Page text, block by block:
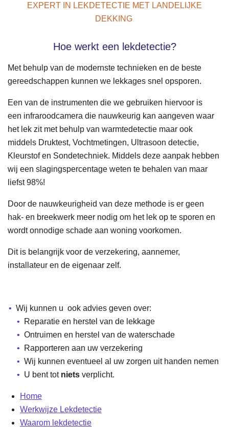
EXPERT IN LEKDETECTIE MET LANDELIJKE
DEKKING
Hoe werkt een lekdetectie?
Met behulp van de modernste technieken en de beste
gereedschappen kunnen we lekkages snel opsporen.
Een van de instrumenten die we gebruiken hiervoor is
een infraroodcamera die nauwkeurig kan aangeven waar
het lek zit met behulp van warmtedetectie maar ook
middels Druktest, Vochtmetingen, Ultrasoon detectie,
Kleurstof en Sondetechniek. Middels deze aanpak hebben
wij een slagingspercentage weten te behalen van maar
liefst 98%!
Door de nauwkeurigheid van deze methode is er geen
hak- en breekwerk meer nodig om het lek op te sporen en
wordt onnodige schade aan woning voorkomen.
Dit is belangrijk voor de verzekering, aannemer,
installateur en de eigenaar zelf.
Wij kunnen u ook advies geven over:
Reparatie en herstel van de lekkage
Ontruimen en herstel van de waterschade
Rapporteren aan uw verzekering
Wij kunnen eventueel al uw zorgen uit handen nemen
U bent tot nietsverplicht.
Home
Werkwijze Lekdetectie
Waarom lekdetectie